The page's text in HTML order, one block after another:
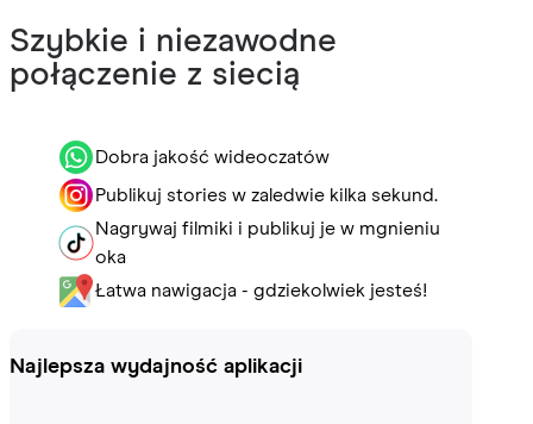
Szybkie i niezawodne
połączenie z siecią
Dobra jakość wideoczatów
Publikuj stories w zaledwie kilka sekund.
Nagrywaj filmiki i publikuj je w mgnieniu
oka
Łatwa nawigacja - gdziekolwiek jesteś!
Najlepsza wydajność aplikacji